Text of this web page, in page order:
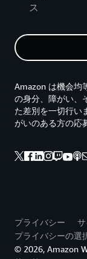
ス
Amazon は機会均
の身分、障がい、
た差別を一切行い
がいのある方の応
プライバシー
プライバシーの選
© 2026, Amazon